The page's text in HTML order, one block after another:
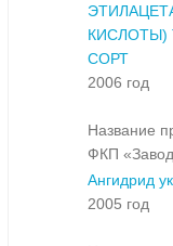
КИСЛОТЫ)
СОРТ
2006 год
Название
ФКП
Ангидрид
2005 год